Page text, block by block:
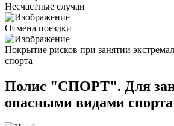
Несчастные случаи
Отмена поездки
Покрытие рисков при занятии
спорта
Полис "СПОРТ". Для
опасными видами спорта